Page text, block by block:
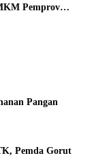
Pemprov
Pangan
Pemda Gorut